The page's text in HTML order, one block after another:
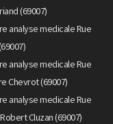
(69007)
analyse medicale Rue
analyse medicale Rue
Chevrot (69007)
analyse medicale Rue
Cluzan (69007)